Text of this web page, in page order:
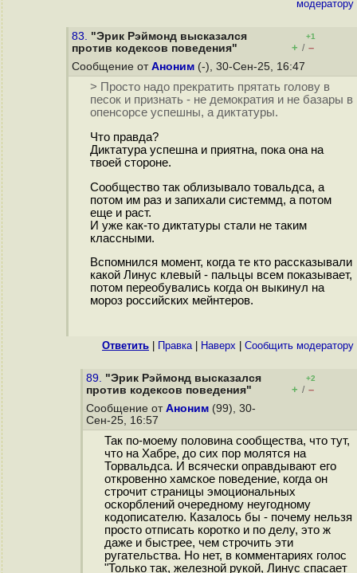
модератору
83. "Эрик Рэймонд высказался
против кодексов поведения"
+1
+ / –
Сообщение от Аноним (-), 30-Сен-25, 16:47
> Просто надо прекратить прятать голову в
песок и признать - не демократия и не базары в
опенсорсе успешны, а диктатуры.
Что правда?
Диктатура успешна и приятна, пока она на
твоей стороне.
Сообщество так облизывало товальдса, а
потом им раз и запихали системмд, а потом
еще и раст.
И уже как-то диктатуры стали не таким
классными.
Вспомнился момент, когда те кто рассказывали
какой Линус клевый - пальцы всем показывает,
потом переобувались когда он выкинул на
мороз российских мейнтеров.
Ответить Правка| Наверх Cообщить модератору
89. "Эрик Рэймонд высказался
против кодексов поведения"
+2
+ / –
Сообщение от Аноним (99), 30-
Сен-25, 16:57
Так по-моему половина сообщества, что тут,
что на Хабре, до сих пор молятся на
Торвальдса. И всячески оправдывают его
откровенно хамское поведение, когда он
строчит страницы эмоциональных
оскорблений очередному неугодному
кодописателю. Казалось бы - почему нельзя
просто отписать коротко и по делу, это ж
даже и быстрее, чем строчить эти
ругательства. Но нет, в комментариях голос
"Только так, железной рукой, Линус спасает